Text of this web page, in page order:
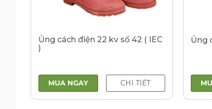
Ủng cách điện 22 kv số 42 ( IEC
)
MUA NGAY CHI TIẾT
Ủng